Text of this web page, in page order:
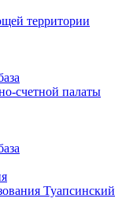
территории
счетной палаты
Туапсинский